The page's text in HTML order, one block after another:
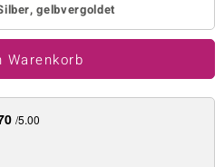
gelbvergoldet
Warenkorb
/5.00